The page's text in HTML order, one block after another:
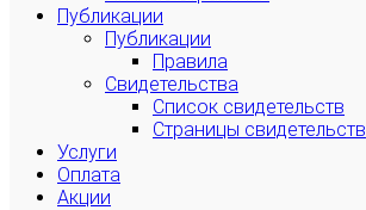
Публикации
Публикации
Правила
Свидетельства
Список свидетельств
Страницы свидетельств
Услуги
Оплата
Акции